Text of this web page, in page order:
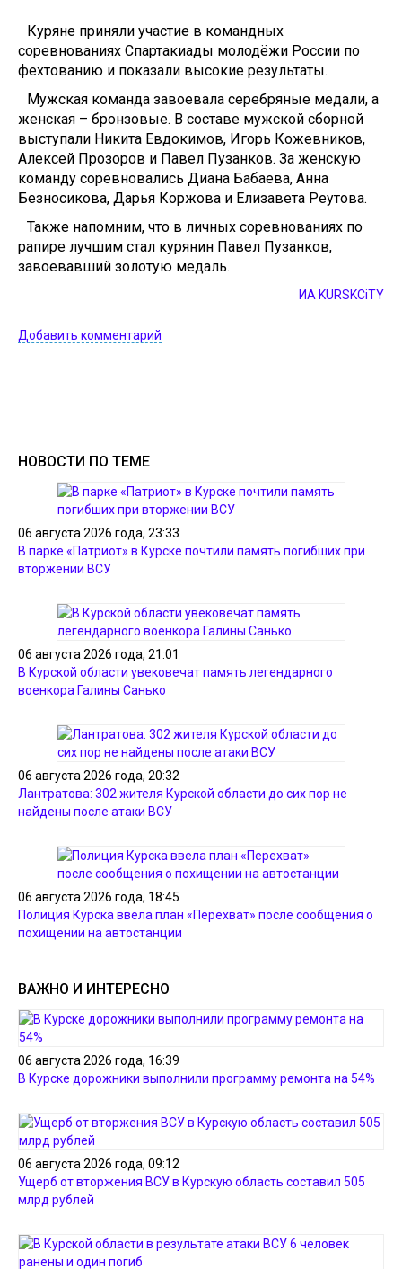
Куряне приняли участие в командных
соревнованиях Спартакиады молодёжи России по
фехтованию и показали высокие результаты.
Мужская команда завоевала серебряные медали, а
женская – бронзовые. В составе мужской сборной
выступали Никита Евдокимов, Игорь Кожевников,
Алексей Прозоров и Павел Пузанков. За женскую
команду соревновались Диана Бабаева, Анна
Безносикова, Дарья Коржова и Елизавета Реутова.
Также напомним, что в личных соревнованиях по
рапире лучшим стал курянин Павел Пузанков,
завоевавший золотую медаль.
ИА KURSKCiTY
Добавить комментарий
НОВОСТИ ПО ТЕМЕ
06 августа 2026 года, 23:33
В парке «Патриот» в Курске почтили память погибших при
вторжении ВСУ
06 августа 2026 года, 21:01
В Курской области увековечат память легендарного
военкора Галины Санько
06 августа 2026 года, 20:32
Лантратова: 302 жителя Курской области до сих пор не
найдены после атаки ВСУ
06 августа 2026 года, 18:45
Полиция Курска ввела план «Перехват» после сообщения о
похищении на автостанции
ВАЖНО И ИНТЕРЕСНО
06 августа 2026 года, 16:39
В Курске дорожники выполнили программу ремонта на 54%
06 августа 2026 года, 09:12
Ущерб от вторжения ВСУ в Курскую область составил 505
млрд рублей